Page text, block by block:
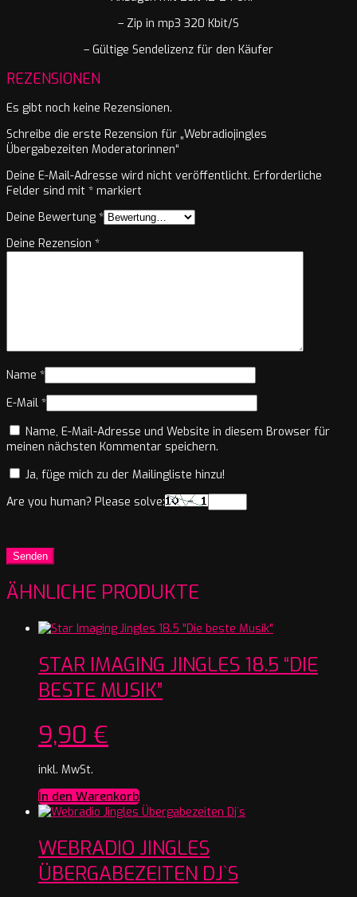
– Zip in mp3 320 Kbit/S
– Gültige Sendelizenz für den Käufer
REZENSIONEN
Es gibt noch keine Rezensionen.
Schreibe die erste Rezension für „Webradiojingles
Übergabezeiten Moderatorinnen“
Deine E-Mail-Adresse wird nicht veröffentlicht. Erforderliche
Felder sind mit * markiert
Deine Bewertung *
Deine Rezension *
Name *
E-Mail *
Name, E-Mail-Adresse und Website in diesem Browser für
meinen nächsten Kommentar speichern.
Ja, füge mich zu der Mailingliste hinzu!
Are you human? Please solve:
ÄHNLICHE PRODUKTE
STAR IMAGING JINGLES 18.5 “DIE
BESTE MUSIK”
9,90 €
inkl. MwSt.
In den Warenkorb
WEBRADIO JINGLES
ÜBERGABEZEITEN DJ`S